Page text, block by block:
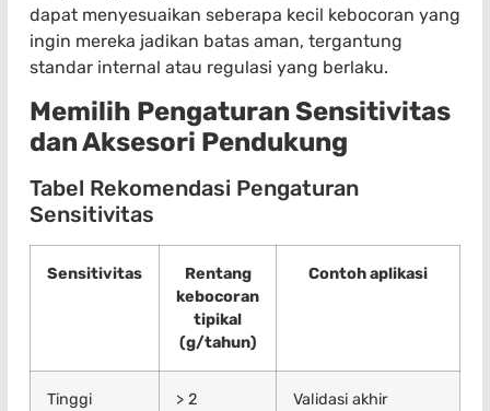
dapat menyesuaikan seberapa kecil kebocoran yang
ingin mereka jadikan batas aman, tergantung
standar internal atau regulasi yang berlaku.
Memilih Pengaturan Sensitivitas
dan Aksesori Pendukung
Tabel Rekomendasi Pengaturan
Sensitivitas
Sensitivitas
Rentang
kebocoran
tipikal
(g/tahun)
Contoh aplikasi
Tinggi
> 2
Validasi akhir